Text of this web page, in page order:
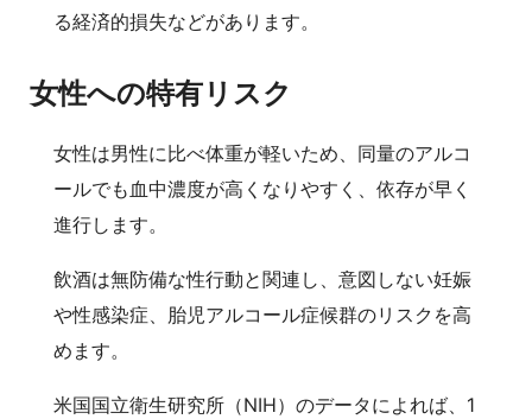
る経済的損失などがあります。
女性への特有リスク
女性は男性に比べ体重が軽いため、同量のアルコ
ールでも血中濃度が高くなりやすく、依存が早く
進行します。
飲酒は無防備な性行動と関連し、意図しない妊娠
や性感染症、胎児アルコール症候群のリスクを高
めます。
米国国立衛生研究所（NIH）のデータによれば、1